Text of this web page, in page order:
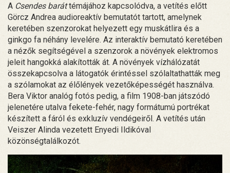
A Csendes baráttémájához kapcsolódva, a vetítés előtt
Görcz Andrea audioreaktív bemutatót tartott, amelynek
keretében szenzorokat helyezett egy muskátlira és a
ginkgo fa néhány levelére. Az interaktív bemutató keretében
a nézők segítségével a szenzorok a növények elektromos
jeleit hangokká alakították át. A növények vízhálózatát
összekapcsolva a látogatók érintéssel szólaltathatták meg
a szólamokat az élőlények vezetőképességét használva.
Bera Viktor analóg fotós pedig, a film 1908-ban játszódó
jelenetére utalva fekete-fehér, nagy formátumú portrékat
készített a fáról és exkluzív vendégeiről. A vetítés után
Veiszer Alinda vezetett Enyedi Ildikóval
közönségtalálkozót.